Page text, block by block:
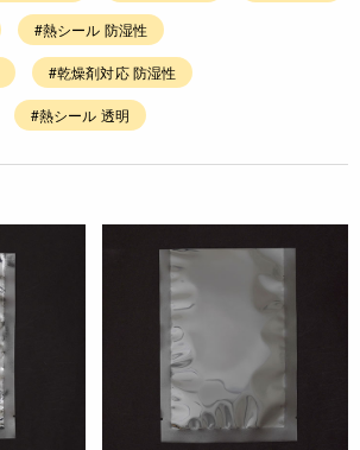
#熱シール 防湿性
#乾燥剤対応 防湿性
#熱シール 透明